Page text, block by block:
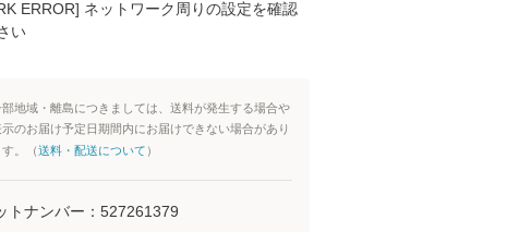
ERROR] ネットワーク周りの設定を確認
い
地域・離島につきましては、送料が発生する場合や
示のお届け予定日期間内にお届けできない場合があり
す。（送料・配送について ）
トナンバー： 527261379